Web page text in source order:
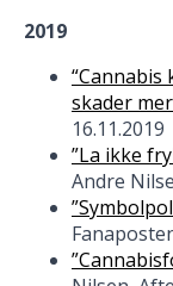
2019
skader
16.11.2019
”La ikke
Andre